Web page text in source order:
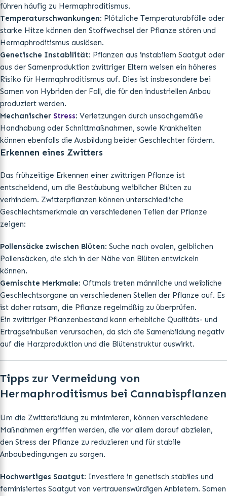
führen häufig zu Hermaphroditismus.
Temperaturschwankungen: Plötzliche Temperaturabfälle oder
starke Hitze können den Stoffwechsel der Pflanze stören und
Hermaphroditismus auslösen.
Genetische Instabilität: Pflanzen aus instabilem Saatgut oder
aus der Samenproduktion zwittriger Eltern weisen ein höheres
Risiko für Hermaphroditismus auf. Dies ist insbesondere bei
Samen von Hybriden der Fall, die für den industriellen Anbau
produziert werden.
Mechanischer Stress: Verletzungen durch unsachgemäße
Handhabung oder Schnittmaßnahmen, sowie Krankheiten
können ebenfalls die Ausbildung beider Geschlechter fördern.
Erkennen eines Zwitters
Das frühzeitige Erkennen einer zwittrigen Pflanze ist
entscheidend, um die Bestäubung weiblicher Blüten zu
verhindern. Zwitterpflanzen können unterschiedliche
Geschlechtsmerkmale an verschiedenen Teilen der Pflanze
zeigen:
Pollensäcke zwischen Blüten: Suche nach ovalen, gelblichen
Pollensäcken, die sich in der Nähe von Blüten entwickeln
können.
Gemischte Merkmale: Oftmals treten männliche und weibliche
Geschlechtsorgane an verschiedenen Stellen der Pflanze auf. Es
ist daher ratsam, die Pflanze regelmäßig zu überprüfen.
Ein zwittriger Pflanzenbestand kann erhebliche Qualitäts- und
Ertragseinbußen verursachen, da sich die Samenbildung negativ
auf die Harzproduktion und die Blütenstruktur auswirkt.
Tipps zur Vermeidung von
Hermaphroditismus bei Cannabispflanzen
Um die Zwitterbildung zu minimieren, können verschiedene
Maßnahmen ergriffen werden, die vor allem darauf abzielen,
den Stress der Pflanze zu reduzieren und für stabile
Anbaubedingungen zu sorgen.
Hochwertiges Saatgut: Investiere in genetisch stabiles und
feminisiertes Saatgut von vertrauenswürdigen Anbietern. Samen